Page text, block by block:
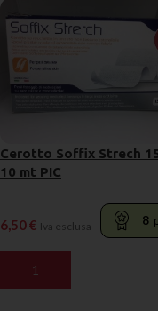
Cerotto Soffix Strech
10 mt PIC
6,50€ Iva esclusa 8
AGGIUNGI AL CARRELLO